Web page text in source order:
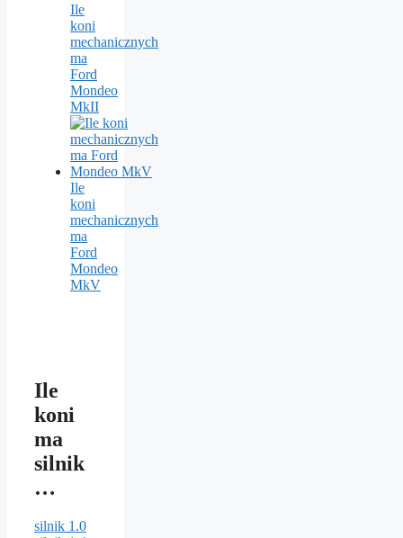
Ile
koni
mechanicznych
ma
Ford
Mondeo
MkII
Ile
koni
mechanicznych
ma
Ford
Mondeo
MkV
Ile
koni
ma
silnik
…
silnik 1.0